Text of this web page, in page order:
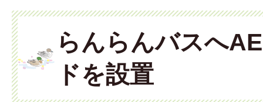
らんらんバスへ
ドを設置